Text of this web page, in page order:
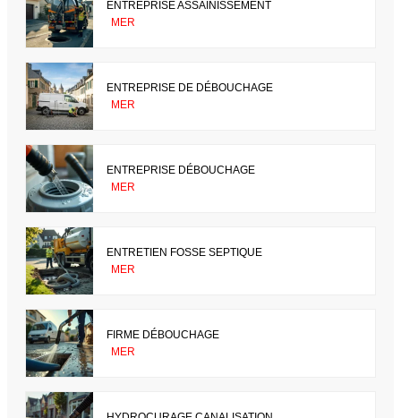
ENTREPRISE ASSAINISSEMENT
MER
ENTREPRISE DE DÉBOUCHAGE
MER
ENTREPRISE DÉBOUCHAGE
MER
ENTRETIEN FOSSE SEPTIQUE
MER
FIRME DÉBOUCHAGE
MER